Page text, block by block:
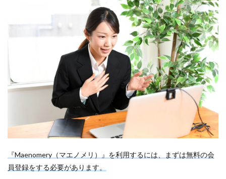
『Maenomery（マエノメリ）』を利用するには、まずは無料の会
員登録をする必要があります。